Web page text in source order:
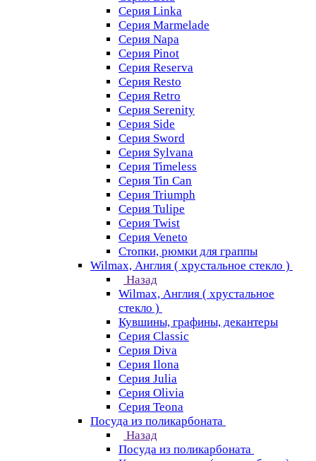
Серия Linka
Серия Marmelade
Серия Napa
Серия Pinot
Серия Reserva
Серия Resto
Серия Retro
Серия Serenity
Серия Side
Серия Sword
Серия Sуlvana
Серия Timeless
Серия Tin Can
Серия Triumph
Серия Tulipe
Серия Twist
Серия Veneto
Стопки, рюмки для граппы
Wilmax, Англия ( хрустальное стекло )
Назад
Wilmax, Англия ( хрустальное
стекло )
Кувшины, графины, декантеры
Серия Classic
Серия Diva
Серия Ilona
Серия Julia
Серия Olivia
Серия Teona
Посуда из поликарбоната
Назад
Посуда из поликарбоната